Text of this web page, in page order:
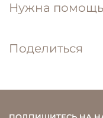
Нужна
Поделиться